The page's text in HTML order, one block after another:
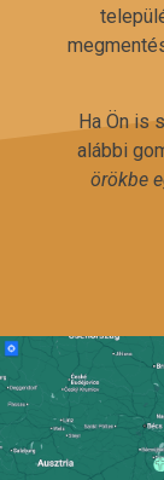
Ha Ön is
alábbi
örökbe